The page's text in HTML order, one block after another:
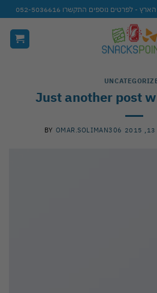
נוספים התקשרו 052-5036616
Just another post
BY OMAR.SOLIMAN306